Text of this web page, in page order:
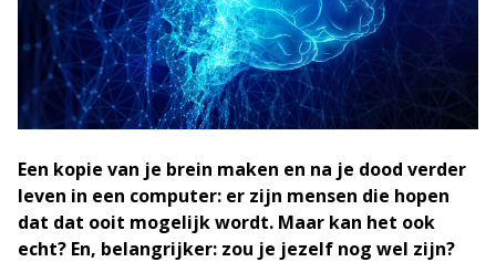
Een kopie van je brein maken en na je dood verder
leven in een computer: er zijn mensen die hopen
dat dat ooit mogelijk wordt. Maar kan het ook
echt? En, belangrijker: zou je jezelf nog wel zijn?